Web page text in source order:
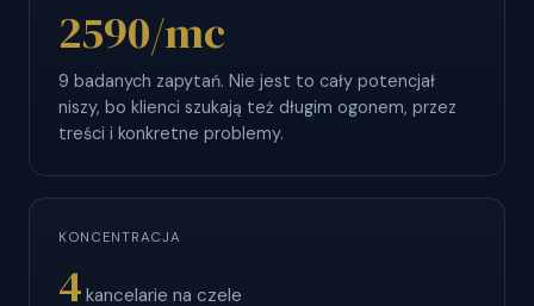
2590/mc
9 badanych zapytań. Nie jest to cały potencjał
niszy, bo klienci szukają też długim ogonem, przez
treści i konkretne problemy.
KONCENTRACJA
4 kancelarie na czele